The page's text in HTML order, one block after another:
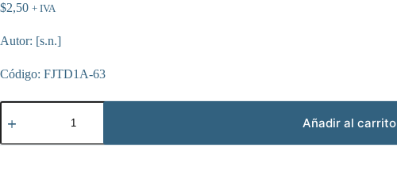
$2,50 + IVA
Autor: [s.n.]
Código: FJTD1A-63
Alianza
sur
cantidad
Añadir al carrito